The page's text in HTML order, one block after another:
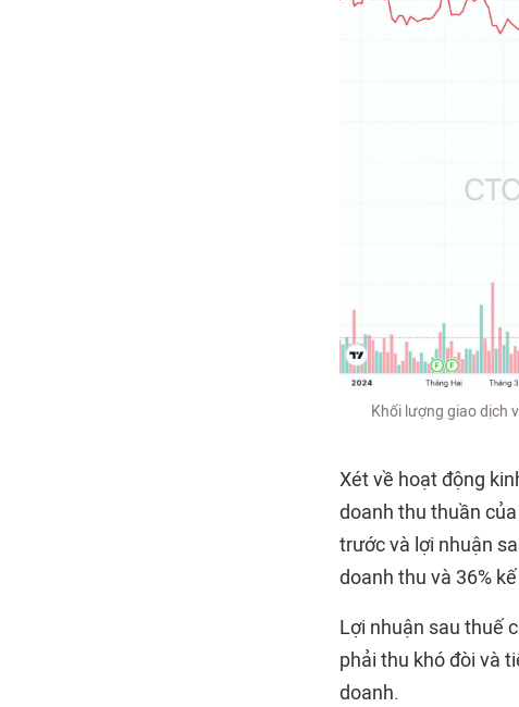
Khối lượng giao dịch
Xét về hoạt động
doanh thu thuần
trước và lợi nhuận
doanh thu và 36%
Lợi nhuận sau thuế
phải thu khó đòi và
doanh.